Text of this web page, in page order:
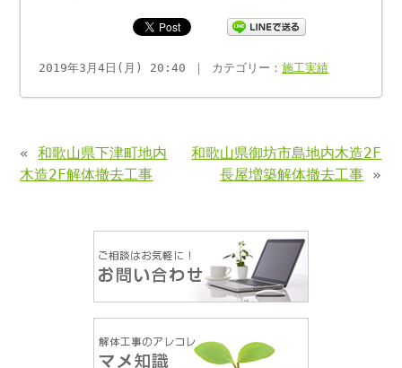
2019年3月4日(月) 20:40 ｜ カテゴリー：施工実績
«和歌山県下津町地内
木造2F解体撤去工事
和歌山県御坊市島地内木造2F
長屋増築解体撤去工事 »